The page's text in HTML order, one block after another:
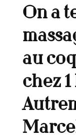
On a
au
chez